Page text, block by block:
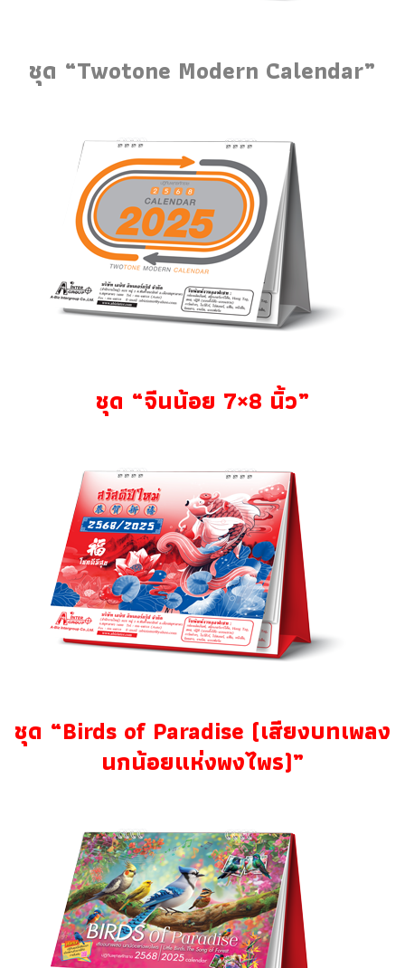
ชุด “Twotone Modern Calendar”
ชุด “จีนน้อย 7×8 นิ้ว”
ชุด “Birds of Paradise (เสียงบทเพลง
นกน้อยแห่งพงไพร)”